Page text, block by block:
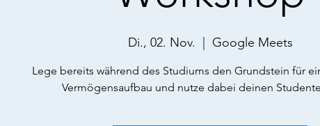
Di., 02. Nov. Google Meets
Lege bereits während des Studiums den Grundstein für
Vermögensaufbau und nutze dabei deinen